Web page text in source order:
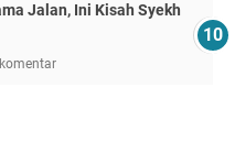
Jalan, Ini Kisah Syekh